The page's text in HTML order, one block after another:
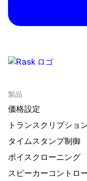
製品
価格設定
トランスクリプショ
タイムスタンプ制御
ボイスクローニング
スピーカーコントロ